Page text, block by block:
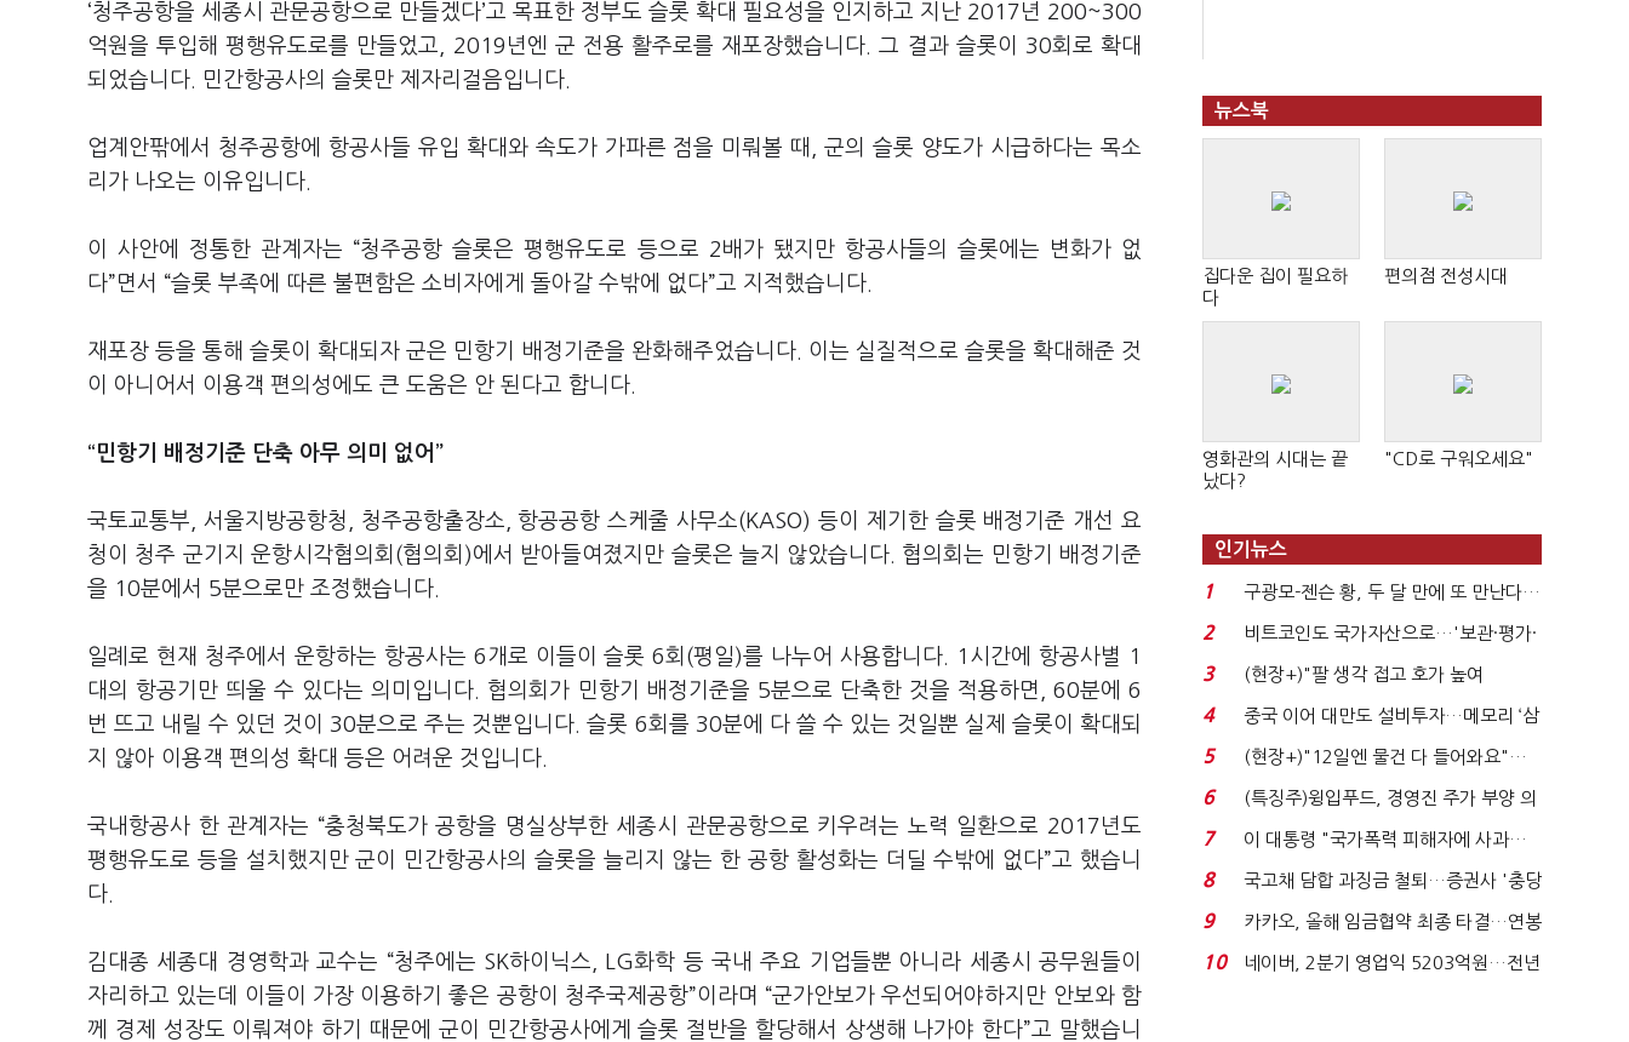
‘청주공항을 세종시 관문공항으로 만들겠다’고 목표한 정부도 슬롯 확대 필요성을 인지하고 지난 2017년 200~300
억원을 투입해 평행유도로를 만들었고, 2019년엔 군 전용 활주로를 재포장했습니다. 그 결과 슬롯이 30회로 확대
되었습니다. 민간항공사의 슬롯만 제자리걸음입니다.
업계안팎에서 청주공항에 항공사들 유입 확대와 속도가 가파른 점을 미뤄볼 때, 군의 슬롯 양도가 시급하다는 목소
리가 나오는 이유입니다.
이 사안에 정통한 관계자는 “청주공항 슬롯은 평행유도로 등으로 2배가 됐지만 항공사들의 슬롯에는 변화가 없
다”면서 “슬롯 부족에 따른 불편함은 소비자에게 돌아갈 수밖에 없다”고 지적했습니다.
재포장 등을 통해 슬롯이 확대되자 군은 민항기 배정기준을 완화해주었습니다. 이는 실질적으로 슬롯을 확대해준 것
이 아니어서 이용객 편의성에도 큰 도움은 안 된다고 합니다.
“민항기 배정기준 단축 아무 의미 없어”
국토교통부, 서울지방공항청, 청주공항출장소, 항공공항 스케줄 사무소(KASO) 등이 제기한 슬롯 배정기준 개선 요
청이 청주 군기지 운항시각협의회(협의회)에서 받아들여졌지만 슬롯은 늘지 않았습니다. 협의회는 민항기 배정기준
을 10분에서 5분으로만 조정했습니다.
일례로 현재 청주에서 운항하는 항공사는 6개로 이들이 슬롯 6회(평일)를 나누어 사용합니다. 1시간에 항공사별 1
대의 항공기만 띄울 수 있다는 의미입니다. 협의회가 민항기 배정기준을 5분으로 단축한 것을 적용하면, 60분에 6
번 뜨고 내릴 수 있던 것이 30분으로 주는 것뿐입니다. 슬롯 6회를 30분에 다 쓸 수 있는 것일뿐 실제 슬롯이 확대되
지 않아 이용객 편의성 확대 등은 어려운 것입니다.
국내항공사 한 관계자는 “충청북도가 공항을 명실상부한 세종시 관문공항으로 키우려는 노력 일환으로 2017년도
평행유도로 등을 설치했지만 군이 민간항공사의 슬롯을 늘리지 않는 한 공항 활성화는 더딜 수밖에 없다”고 했습니
다.
김대종 세종대 경영학과 교수는 “청주에는 SK하이닉스, LG화학 등 국내 주요 기업들뿐 아니라 세종시 공무원들이
자리하고 있는데 이들이 가장 이용하기 좋은 공항이 청주국제공항”이라며 “군가안보가 우선되어야하지만 안보와 함
께 경제 성장도 이뤄져야 하기 때문에 군이 민간항공사에게 슬롯 절반을 할당해서 상생해 나가야 한다”고 말했습니
뉴스북
집다운 집이 필요하
다
편의점 전성시대
영화관의 시대는 끝
났다?
"CD로 구워오세요"
인기뉴스
1
구광모-젠슨 황, 두 달 만에 또 만난다…
로봇·AI 등 논...
2
비트코인도 국가자산으로…'보관·평가·
처분' 기준은 ...
3
(현장+)"팔 생각 접고 호가 높여
요"…'덜 똘똘한 한 채' 20...
4
중국 이어 대만도 설비투자…메모리 ‘삼
국전쟁’
5
(현장+)"12일엔 물건 다 들어와요"…
빈 매대 채우며 문 연 ...
6
(특징주)윙입푸드, 경영진 주가 부양 의
지에 상한가...
7
이 대통령 "국가폭력 피해자에 사과…
적극적 조사로 진...
8
국고채 담합 과징금 철퇴…증권사 '충당
금 폭탄' 우려...
9
카카오, 올해 임금협약 최종 타결…연봉
6.3% 인상·격려...
10
네이버, 2분기 영업익 5203억원…전년